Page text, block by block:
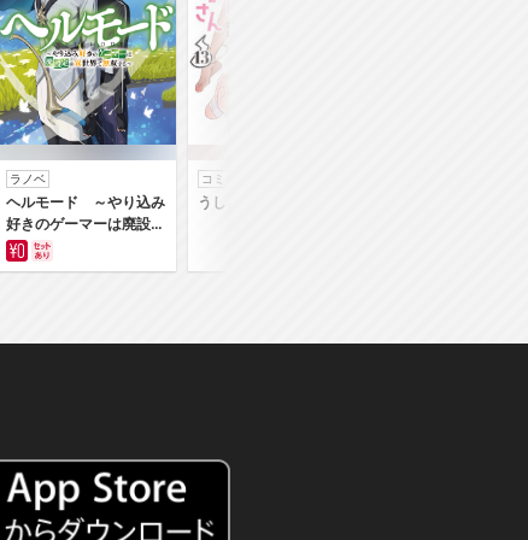
ラノベ
ヘルモード ～やり込み
好きのゲーマーは廃設定
の異世界で無双する～
コミック
うしろの正面カムイさん